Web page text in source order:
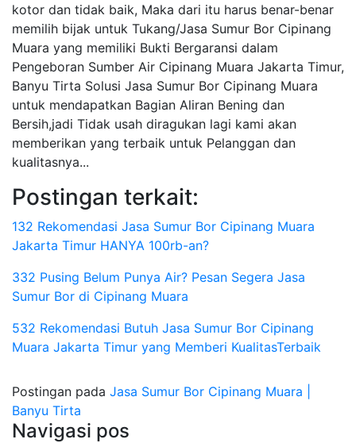
kotor dan tidak baik, Maka dari itu harus benar-benar
memilih bijak untuk Tukang/Jasa Sumur Bor Cipinang
Muara yang memiliki Bukti Bergaransi dalam
Pengeboran Sumber Air Cipinang Muara Jakarta Timur,
Banyu Tirta Solusi Jasa Sumur Bor Cipinang Muara
untuk mendapatkan Bagian Aliran Bening dan
Bersih,jadi Tidak usah diragukan lagi kami akan
memberikan yang terbaik untuk Pelanggan dan
kualitasnya...
Postingan terkait:
132 Rekomendasi Jasa Sumur Bor Cipinang Muara
Jakarta Timur HANYA 100rb-an?
332 Pusing Belum Punya Air? Pesan Segera Jasa
Sumur Bor di Cipinang Muara
532 Rekomendasi Butuh Jasa Sumur Bor Cipinang
Muara Jakarta Timur yang Memberi KualitasTerbaik
Postingan pada Jasa Sumur Bor Cipinang Muara |
Banyu Tirta
Navigasi pos